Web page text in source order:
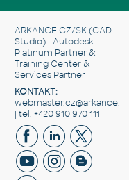
ARKANCE CZ/SK(CAD
Studio) - Autodesk
Platinum Partner &
Training Center &
Services Partner
KONTAKT:
| tel. +420 910 970 111